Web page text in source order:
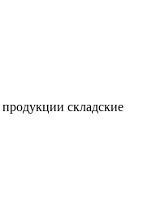
складские